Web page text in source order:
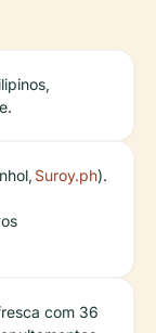
Suroy.ph).
com 36